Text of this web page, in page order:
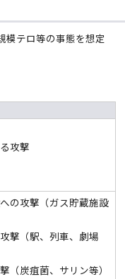
模テロ等の事態を想定
攻撃
の攻撃（ガス貯蔵施設
撃（駅、列車、劇場
（炭疽菌、サリン等）